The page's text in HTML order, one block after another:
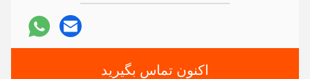
اکنون تماس بگیرید